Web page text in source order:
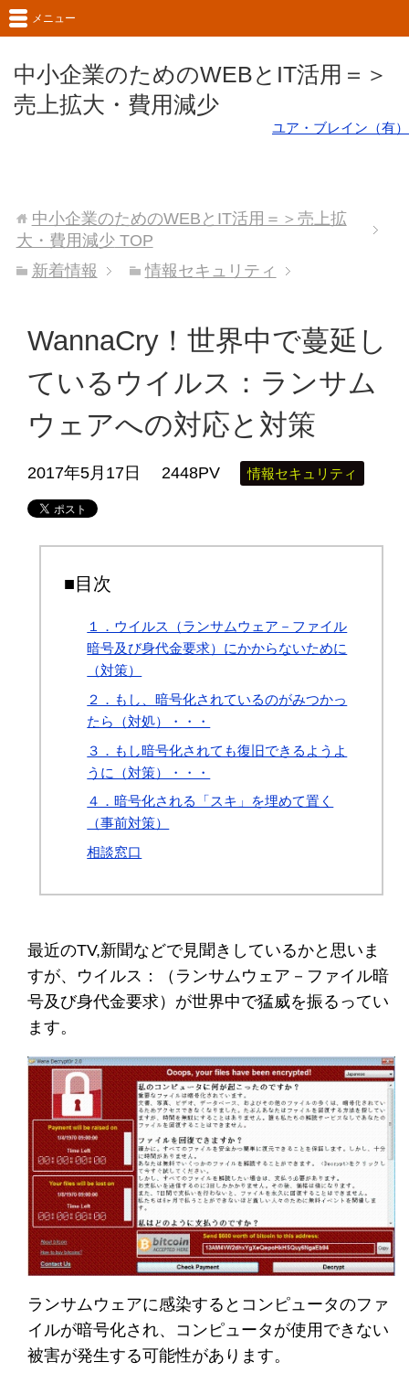
中小企業のためのWEBとIT活用＝＞
売上拡大・費用減少
ユア・ブレイン（有）
メニュー
中小企業のためのWEBとIT活用＝＞売上拡
大・費用減少TOP
新着情報
情報セキュリティ
WannaCry！世界中で蔓延し
ているウイルス：ランサム
ウェアへの対応と対策
2017年5月17日 2448PV 情報セキュリティ
■目次
１．ウイルス（ランサムウェア－ファイル
暗号及び身代金要求）にかからないために
（対策）
２．もし、暗号化されているのがみつかっ
たら（対処）・・・
３．もし暗号化されても復旧できるようよ
うに（対策）・・・
４．暗号化される「スキ」を埋めて置く
（事前対策）
相談窓口
最近のTV,新聞などで見聞きしているかと思いま
すが、ウイルス：（ランサムウェア－ファイル暗
号及び身代金要求）が世界中で猛威を振るってい
ます。
ランサムウェアに感染するとコンピュータのファ
イルが暗号化され、コンピュータが使用できない
被害が発生する可能性があります。